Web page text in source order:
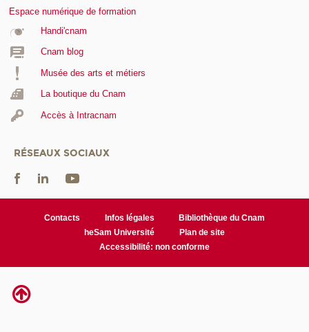
Espace numérique de formation
Handi'cnam
Cnam blog
Musée des arts et métiers
La boutique du Cnam
Accès à Intracnam
RÉSEAUX SOCIAUX
Contacts Infos légales
Bibliothèque du Cnam
heSam Université
Plan de site
Accessibilité: non conforme